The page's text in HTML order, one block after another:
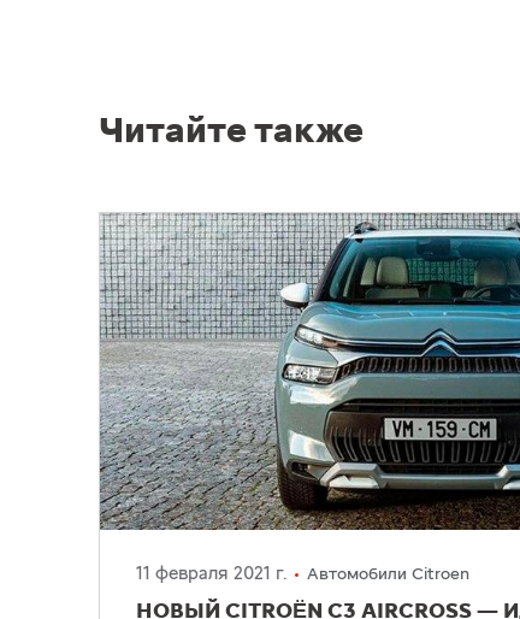
Читайте также
11 февраля 2021 г. Автомобили Citroen
НОВЫЙ CITROËN C3 AIRCROSS